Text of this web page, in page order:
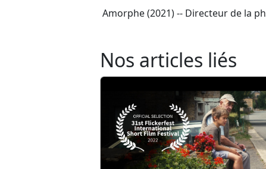
Amorphe (2021) -- Directeur de la
Nos articles liés